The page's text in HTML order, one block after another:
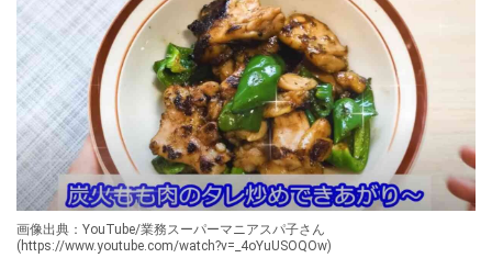
画像出典：YouTube/業務スーパーマニアスパ子さん
(https://www.youtube.com/watch?v=_4oYuUSOQOw)